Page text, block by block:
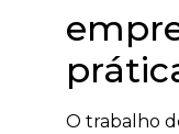
O trabalho